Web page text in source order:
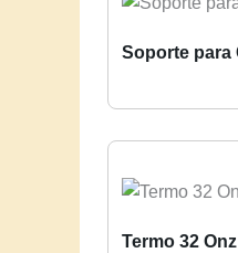
Soporte para
Termo 32 Onz